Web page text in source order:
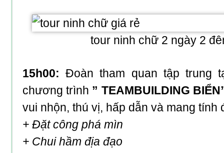
tour ninh chữ 2 ngày 2
15h00: Đoàn tham quan tập trung
chương trình ” TEAMBUILDING
vui nhộn, thú vị, hấp dẫn và mang tính
+ Đặt công phá mìn
+ Chui hầm địa đạo